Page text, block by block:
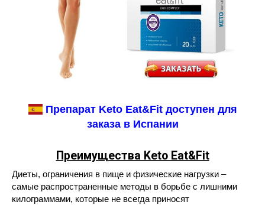
Препарат Keto Eat&Fit доступен для
заказа в Испании
Преимущества Keto Eat&Fit
Диеты, ограничения в пище и физические нагрузки –
самые распространенные методы в борьбе с лишними
килограммами, которые не всегда приносят